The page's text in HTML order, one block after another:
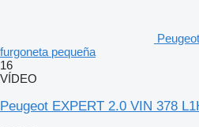
furgoneta pequeña
16
VÍDEO
Peugeot EXPERT 2.0 VIN 378